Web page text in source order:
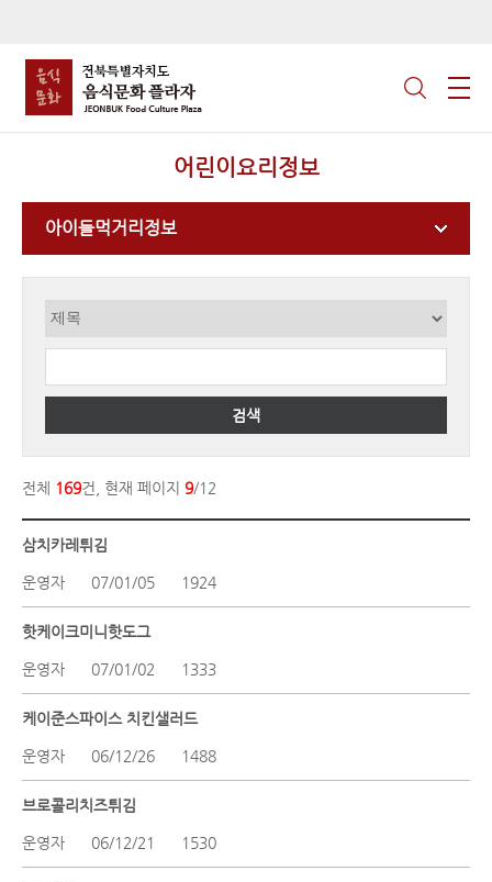
어린이요리정보
아이들먹거리정보
검색
전체 169건, 현재 페이지 9/12
삼치카레튀김
운영자 07/01/05 1924
핫케이크미니핫도그
운영자 07/01/02 1333
케이준스파이스 치킨샐러드
운영자 06/12/26 1488
브로콜리치즈튀김
운영자 06/12/21 1530